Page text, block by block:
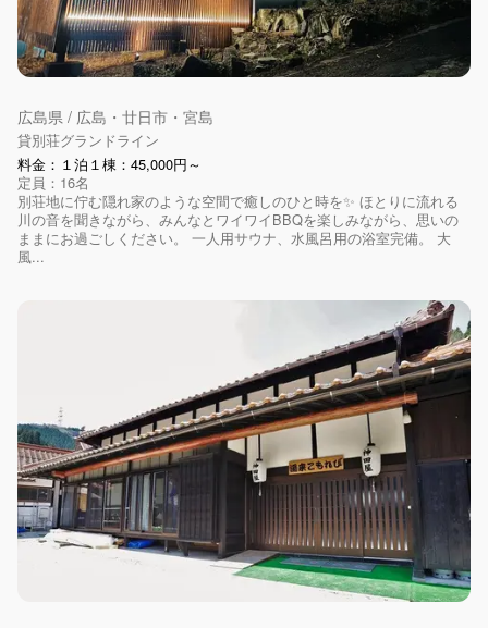
広島県 / 広島・廿日市・宮島
貸別荘グランドライン
料金：１泊１棟：45,000円～
定員：16名
別荘地に佇む隠れ家のような空間で癒しのひと時を✨ ほとりに流れる
川の音を聞きながら、みんなとワイワイBBQを楽しみながら、思いの
ままにお過ごしください。 一人用サウナ、水風呂用の浴室完備。 大
風...